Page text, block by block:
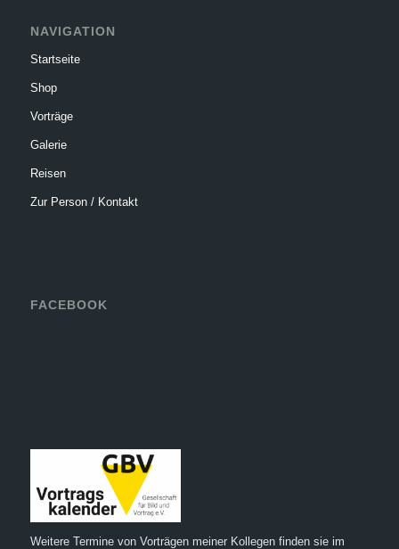
NAVIGATION
Startseite
Shop
Vorträge
Galerie
Reisen
Zur Person / Kontakt
FACEBOOK
Weitere Termine von Vorträgen meiner Kollegen finden sie im